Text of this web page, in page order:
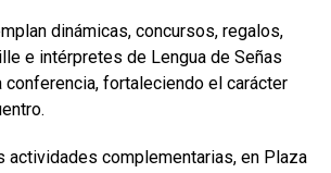
dinámicas, concursos, regalos,
e intérpretes de Lengua de Señas
conferencia, fortaleciendo el carácter
actividades complementarias, en Plaza